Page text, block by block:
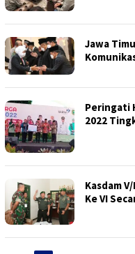
Jawa
Peringati
2022
Kasdam
Ke VI